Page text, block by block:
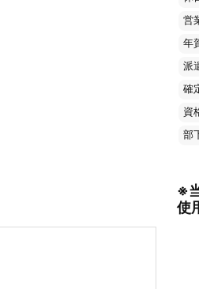
営
年
派
確
資
部
※
使